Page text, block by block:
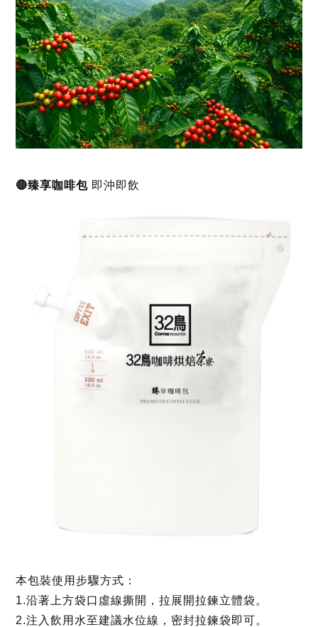
🔴臻享咖啡包 即沖即飲
本包裝使用步驟方式：
1.沿著上方袋口虛線撕開，拉展開拉鍊立體袋。
2.注入飲用水至建議水位線，密封拉鍊袋即可。